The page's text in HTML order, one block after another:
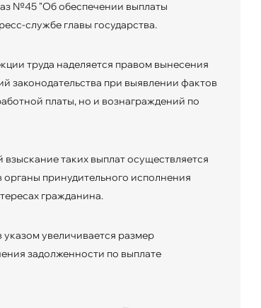
№45 "Об обеспечении выплаты
службе главы государства.
труда наделяется правом вынесения
законодательства при выявлении фактов
платы, но и вознаграждений по
таких выплат осуществляется
органы принудительного исполнения
гражданина.
увеличивается размер
задолженности по выплате